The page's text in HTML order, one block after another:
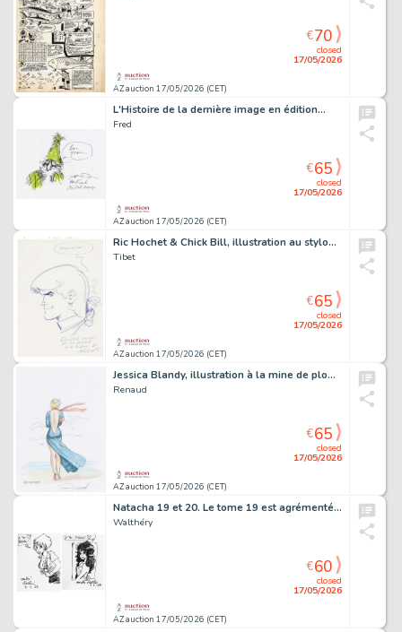
AZ auction 17/05/2026 (CET)
closed
17/05/2026
€70
L'Histoire de la dernière image en édition…
Fred
AZ auction 17/05/2026 (CET)
closed
17/05/2026
€65
Ric Hochet & Chick Bill, illustration au stylo…
Tibet
AZ auction 17/05/2026 (CET)
closed
17/05/2026
€65
Jessica Blandy, illustration à la mine de plomb…
Renaud
AZ auction 17/05/2026 (CET)
closed
17/05/2026
€65
Natacha 19 et 20. Le tome 19 est agrémenté…
Walthéry
AZ auction 17/05/2026 (CET)
closed
17/05/2026
€60